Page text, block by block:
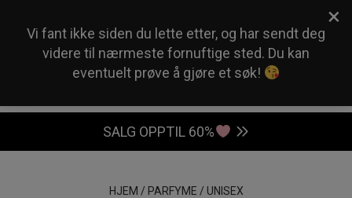
0
SALG OPPTIL 60%
HJEM / PARFYME / UNISEX
×
Vi fant ikke siden du lette etter, og har sendt deg
videre til nærmeste fornuftige sted. Du kan
eventuelt prøve å gjøre et søk!